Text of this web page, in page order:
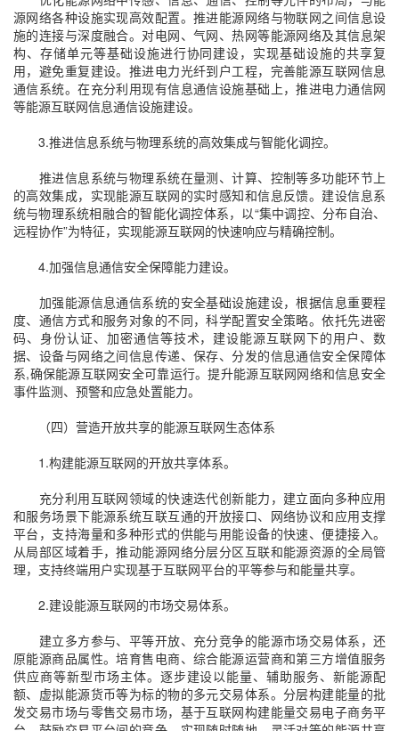
源网络各种设施实现高效配置。推进能源网络与物联网之间信息设
施的连接与深度融合。对电网、气网、热网等能源网络及其信息架
构、存储单元等基础设施进行协同建设，实现基础设施的共享复
用，避免重复建设。推进电力光纤到户工程，完善能源互联网信息
通信系统。在充分利用现有信息通信设施基础上，推进电力通信网
等能源互联网信息通信设施建设。
3.推进信息系统与物理系统的高效集成与智能化调控。
推进信息系统与物理系统在量测、计算、控制等多功能环节上
的高效集成，实现能源互联网的实时感知和信息反馈。建设信息系
统与物理系统相融合的智能化调控体系，以“集中调控、分布自治、
远程协作”为特征，实现能源互联网的快速响应与精确控制。
4.加强信息通信安全保障能力建设。
加强能源信息通信系统的安全基础设施建设，根据信息重要程
度、通信方式和服务对象的不同，科学配置安全策略。依托先进密
码、身份认证、加密通信等技术，建设能源互联网下的用户、数
据、设备与网络之间信息传递、保存、分发的信息通信安全保障体
系,确保能源互联网安全可靠运行。提升能源互联网网络和信息安全
事件监测、预警和应急处置能力。
（四）营造开放共享的能源互联网生态体系
1.构建能源互联网的开放共享体系。
充分利用互联网领域的快速迭代创新能力，建立面向多种应用
和服务场景下能源系统互联互通的开放接口、网络协议和应用支撑
平台，支持海量和多种形式的供能与用能设备的快速、便捷接入。
从局部区域着手，推动能源网络分层分区互联和能源资源的全局管
理，支持终端用户实现基于互联网平台的平等参与和能量共享。
2.建设能源互联网的市场交易体系。
建立多方参与、平等开放、充分竞争的能源市场交易体系，还
原能源商品属性。培育售电商、综合能源运营商和第三方增值服务
供应商等新型市场主体。逐步建设以能量、辅助服务、新能源配
额、虚拟能源货币等为标的物的多元交易体系。分层构建能量的批
发交易市场与零售交易市场，基于互联网构建能量交易电子商务平